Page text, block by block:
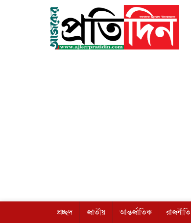
প্রচ্ছদ জাতীয় আন্তর্জাতিক রাজনীতি